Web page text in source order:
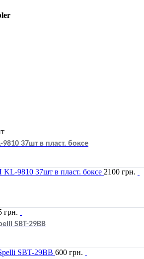
9810 37шт в пласт. боксе
2100 грн.
грн.
SBT-29BB
600 грн.